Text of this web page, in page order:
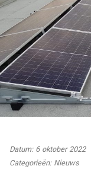
Datum: 6 oktober 2022
Categorieën: Nieuws